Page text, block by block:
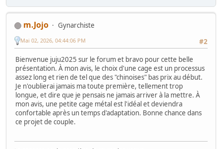
m.Jojo
Gynarchiste
#2
Mai 02, 2026, 04:44:06 PM
Bienvenue juju2025 sur le forum et bravo pour cette belle
présentation. À mon avis, le choix d'une cage est un processus
assez long et rien de tel que des "chinoises" bas prix au début.
Je n'oublierai jamais ma toute première, tellement trop
longue, et dire que je pensais ne jamais arriver à la mettre. À
mon avis, une petite cage métal est l'idéal et deviendra
confortable après un temps d'adaptation. Bonne chance dans
ce projet de couple.